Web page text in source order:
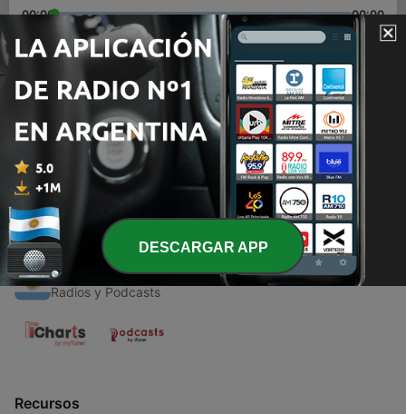
00:00 00:00
Episodios
1 - ¿Quiénes fueron San Pedro y San Pablo?
Radios Argentinas
Radios y Podcasts
Recursos
DESCARGAR APP